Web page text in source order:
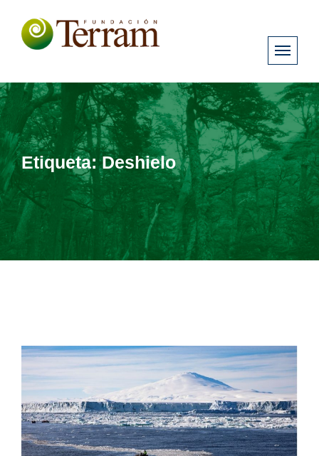
Etiqueta:Deshielo